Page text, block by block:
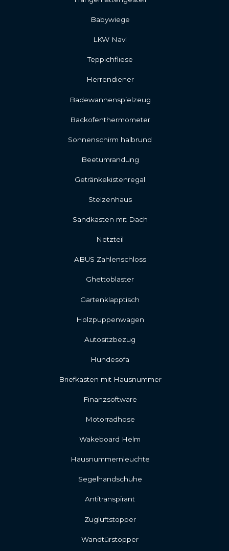
Babywiege
LKW Navi
Teppichfliese
Herrendiener
Badewannenspielzeug
Backofenthermometer
Sonnenschirm halbrund
Beetumrandung
Getränkekistenregal
Stelzenhaus
Sandkasten mit Dach
Netzteil
ABUS Zahlenschloss
Ghettoblaster
Gartenklapptisch
Holzpuppenwagen
Autositzbezug
Hundesofa
Briefkasten mit Hausnummer
Finanzsoftware
Motorradhose
Wakeboard Helm
Hausnummernleuchte
Segelhandschuhe
Antitranspirant
Zugluftstopper
Wandtürstopper